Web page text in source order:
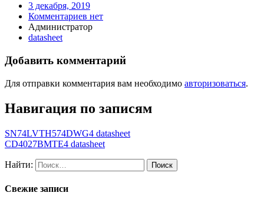
3 декабря, 2019
Комментариев нет
Администратор
datasheet
Добавить комментарий
Для отправки комментария вам необходимо авторизоваться.
Навигация по записям
SN74LVTH574DWG4 datasheet
CD4027BMTE4 datasheet
Найти:
Свежие записи